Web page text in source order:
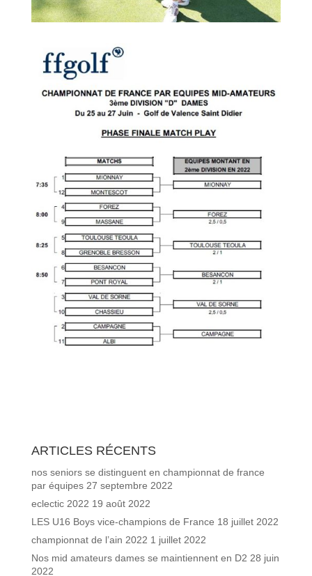
ARTICLES RÉCENTS
nos seniors se distinguent en championnat de france
par équipes 27 septembre 2022
eclectic 2022 19 août 2022
LES U16 Boys vice-champions de France 18 juillet 2022
championnat de l’ain 2022 1 juillet 2022
Nos mid amateurs dames se maintiennent en D2 28 juin
2022